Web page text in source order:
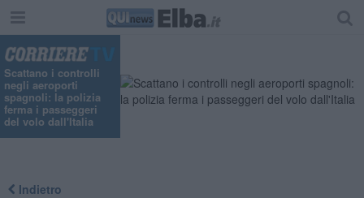
Scattano i controlli
negli aeroporti
spagnoli: la polizia
ferma i passeggeri
del volo dall'Italia
Indietro